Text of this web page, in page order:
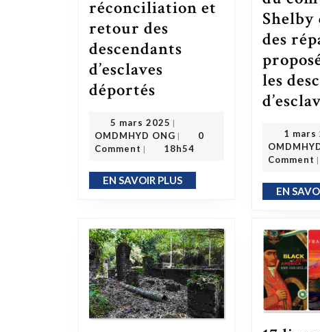
réconciliation et
retour des
descendants
d’esclaves
déportés
5 mars 2025 5 mars 2025
|
OMDMHYD ONG |
0
Comment | 18h54
EN SAVOIR PLUSEN SAVOIR PLUS
des
les
1 mars
Comment |
EN